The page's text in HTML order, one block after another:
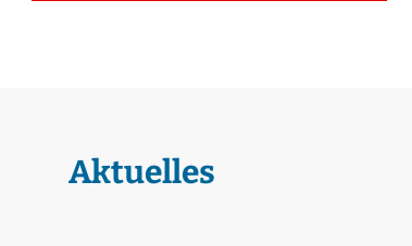
Aktuelles